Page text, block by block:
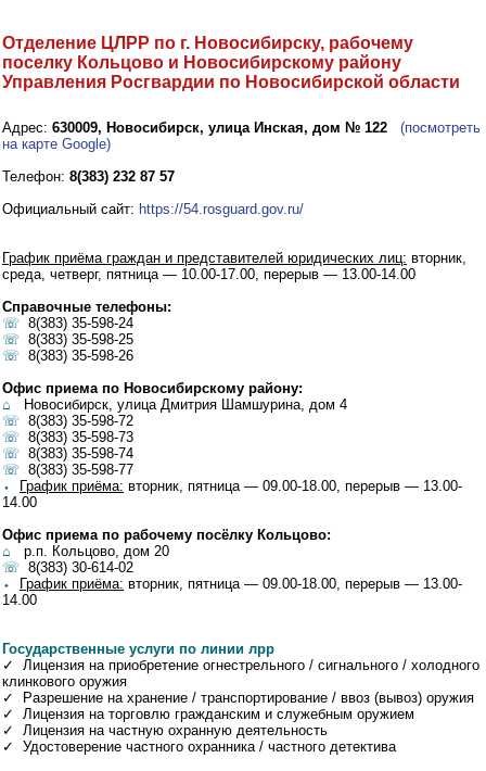
Отделение ЦЛРР по г. Новосибирску, рабочему
поселку Кольцово и Новосибирскому району
Управления Росгвардии по Новосибирской области
Адрес: 630009, Новосибирск, улица Инская, дом № 122
(посмотреть
на карте Google)
Телефон: 8(383) 232 87 57
Официальный сайт: https://54.rosguard.gov.ru/
График приёма граждан и представителей юридических лиц: вторник,
среда, четверг, пятница — 10.00-17.00, перерыв — 13.00-14.00
Справочные телефоны:
☏ 8(383) 35-598-24
☏ 8(383) 35-598-25
☏ 8(383) 35-598-26
Офис приема по Новосибирскому району:
⌂ Новосибирск, улица Дмитрия Шамшурина, дом 4
☏ 8(383) 35-598-72
☏ 8(383) 35-598-73
☏ 8(383) 35-598-74
☏ 8(383) 35-598-77
⬩
График приёма: вторник, пятница — 09.00-18.00, перерыв — 13.00-
14.00
Офис приема по рабочему посёлку Кольцово:
⌂ р.п. Кольцово, дом 20
☏ 8(383) 30-614-02
⬩
График приёма: вторник, пятница — 09.00-18.00, перерыв — 13.00-
14.00
Государственные услуги по линии лрр
✓ Лицензия на приобретение огнестрельного / сигнального / холодного
клинкового оружия
✓ Разрешение на хранение / транспортирование / ввоз (вывоз) оружия
✓ Лицензия на торговлю гражданским и служебным оружием
✓ Лицензия на частную охранную деятельность
✓ Удостоверение частного охранника / частного детектива